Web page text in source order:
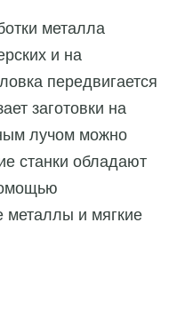
металла
и на
передвигается
заготовки на
лучом можно
станки обладают
и мягкие